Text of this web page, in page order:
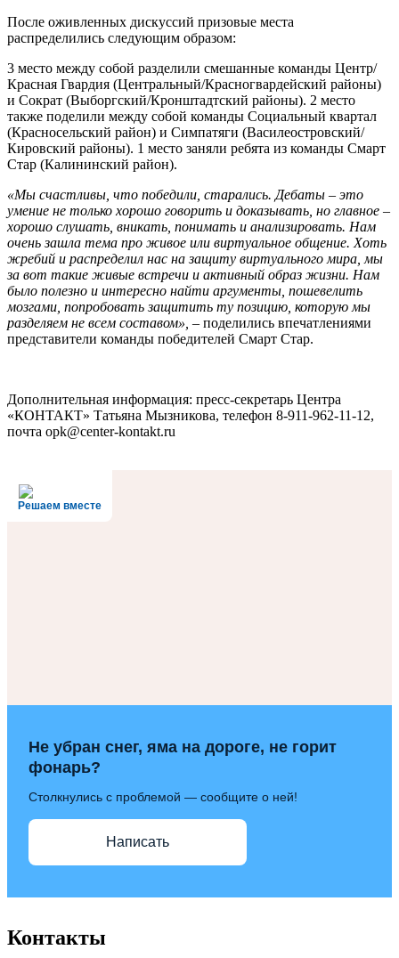
После оживленных дискуссий призовые места
распределились следующим образом:
3 место между собой разделили смешанные команды Центр/
Красная Гвардия (Центральный/Красногвардейский районы)
и Сократ (Выборгский/Кронштадтский районы). 2 место
также поделили между собой команды Социальный квартал
(Красносельский район) и Симпатяги (Василеостровский/
Кировский районы). 1 место заняли ребята из команды Смарт
Стар (Калининский район).
«Мы счастливы, что победили, старались. Дебаты – это
умение не только хорошо говорить и доказывать, но главное –
хорошо слушать, вникать, понимать и анализировать. Нам
очень зашла тема про живое или виртуальное общение. Хоть
жребий и распределил нас на защиту виртуального мира, мы
за вот такие живые встречи и активный образ жизни. Нам
было полезно и интересно найти аргументы, пошевелить
мозгами, попробовать защитить ту позицию, которую мы
разделяем не всем составом», – поделились впечатлениями
представители команды победителей Смарт Стар.
Дополнительная информация: пресс-секретарь Центра
«КОНТАКТ» Татьяна Мызникова, телефон 8-911-962-11-12,
почта opk@center-kontakt.ru
Решаем вместе
Не убран снег, яма на дороге, не горит
фонарь?
Столкнулись с проблемой — сообщите о ней!
Написать
Контакты